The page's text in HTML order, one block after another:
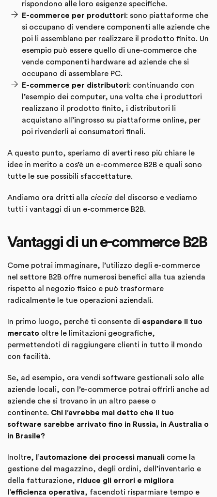
rispondono alle loro esigenze specifiche.
E-commerce per produttori: sono piattaforme che
si occupano di vendere componenti alle aziende che
poi li assemblano per realizzare il prodotto finito. Un
esempio può essere quello di une-commerce che
vende componenti hardware ad aziende che si
occupano di assemblare PC.
E-commerce per distributori: continuando con
l’esempio dei computer, una volta che i produttori
realizzano il prodotto finito, i distributori li
acquistano all’ingrosso su piattaforme online, per
poi rivenderli ai consumatori finali.
A questo punto, speriamo di averti reso più chiare le
idee in merito a cos’è un e-commerce B2B e quali sono
tutte le sue possibili sfaccettature.
Andiamo ora dritti alla ciccia del discorso e vediamo
tutti i vantaggi di un e-commerce B2B.
Vantaggi di un e-commerce B2B
Come potrai immaginare, l’utilizzo degli e-commerce
nel settore B2B offre numerosi benefici alla tua azienda
rispetto al negozio fisico e può trasformare
radicalmente le tue operazioni aziendali.
In primo luogo, perché ti consente di espandere il tuo
mercato oltre le limitazioni geografiche,
permettendoti di raggiungere clienti in tutto il mondo
con facilità.
Se, ad esempio, ora vendi software gestionali solo alle
aziende locali, con l’e-commerce potrai offrirli anche ad
aziende che si trovano in un altro paese o
continente. Chi l’avrebbe mai detto che il tuo
software sarebbe arrivato fino in Russia, in Australia o
in Brasile?
Inoltre, l’automazione dei processi manuali come la
gestione del magazzino, degli ordini, dell’inventario e
della fatturazione, riduce gli errori e migliora
l’efficienza operativa, facendoti risparmiare tempo e